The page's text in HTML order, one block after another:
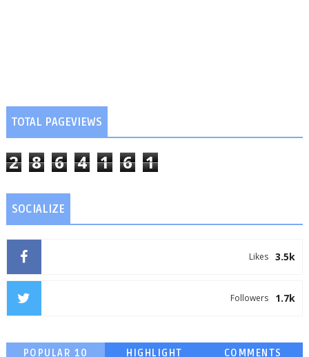
TOTAL PAGEVIEWS
2 8 6 4 1 6 1
SOCIALIZE
3.5k
Likes
1.7k
Followers
POPULAR 10 HIGHLIGHT COMMENTS